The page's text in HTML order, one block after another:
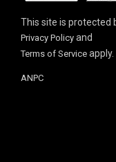
This site is protected
Privacy Policy and
Terms of Service apply.
ANPC